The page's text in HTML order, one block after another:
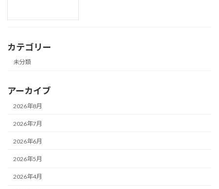
カテゴリー
未分類
アーカイブ
2026年8月
2026年7月
2026年6月
2026年5月
2026年4月